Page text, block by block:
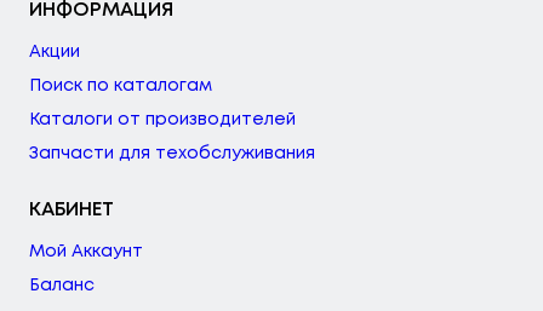
ИНФОРМАЦИЯ
Акции
Поиск по каталогам
Каталоги от производителей
Запчасти для техобслуживания
КАБИНЕТ
Мой Аккаунт
Баланс